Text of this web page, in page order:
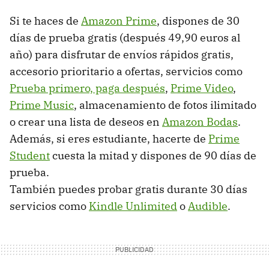
Si te haces de Amazon Prime, dispones de 30
días de prueba gratis (después 49,90 euros al
año) para disfrutar de envíos rápidos gratis,
accesorio prioritario a ofertas, servicios como
Prueba primero, paga después, Prime Video,
Prime Music, almacenamiento de fotos ilimitado
o crear una lista de deseos en Amazon Bodas.
Además, si eres estudiante, hacerte de Prime
Studentcuesta la mitad y dispones de 90 días de
prueba.
También puedes probar gratis durante 30 días
servicios como Kindle UnlimitedoAudible.